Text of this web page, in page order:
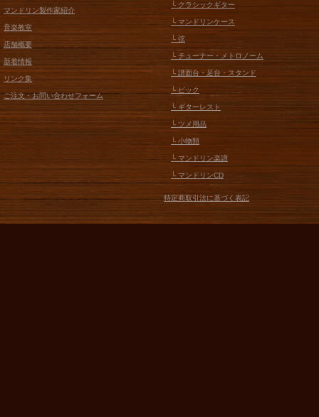
マンドリン製作家紹介
音楽教室
店舗概要
新着情報
リンク集
ご注文・お問い合わせフォーム
└ クラシックギター
└ マンドリンケース
└ 弦
└ チューナー・メトロノーム
└ 譜面台・足台・スタンド
└ ピック
└ ギターレスト
└ ツメ用品
└ 小物類
└ マンドリン楽譜
└ マンドリンCD
特定商取引法に基づく表記